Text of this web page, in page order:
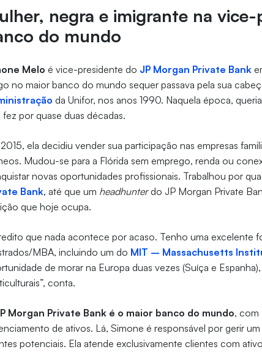
negra e imigrante na
do mundo
Melo é vice-presidente do JP Morgan Private Bank
no maior banco do mundo sequer passava pela sua
da Unifor, nos anos 1990. Naquela época,
fez por quase duas décadas.
ela decidiu vender sua participação nas empresas
Mudou-se para a Flórida sem emprego, renda ou
novas oportunidades profissionais. Trabalhou por
Bank, até que um headhunterdo JP Morgan Private
que hoje ocupa.
que nada acontece por acaso. Tenho uma excelente
MBA, incluindo um do MIT – Massachusetts
de morar na Europa duas vezes (Suíça e
conta.
Morgan Private Bank é o maior banco do mundo, com
de ativos. Lá, Simone é responsável por gerir
potenciais. Ela atende exclusivamente clientes com